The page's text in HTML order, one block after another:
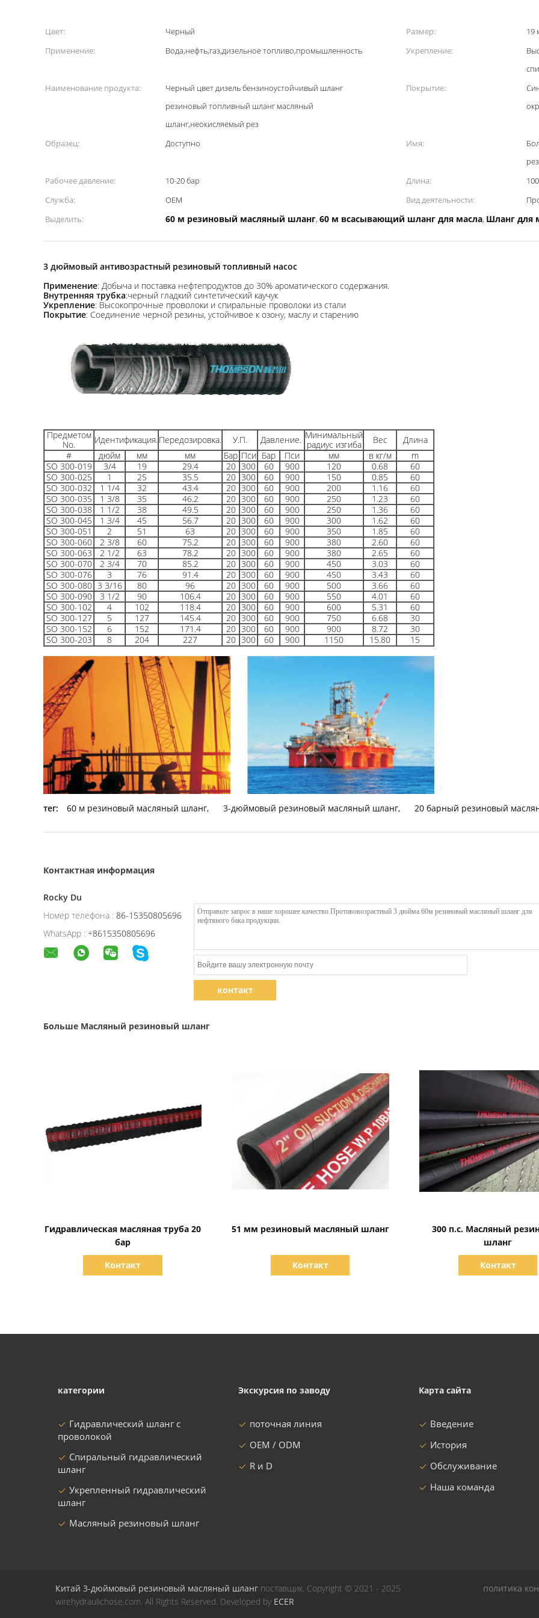
Цвет: Черный Размер:
19
Применение:
Вода,нефть,газ,дизельное топливо,промышленность Укрепление:
Наименование продукта:
Черный цвет дизель бензиноустойчивый шланг
резиновый топливный шланг масляный
шланг,неокисляемый рез
Покрытие:
Образец: Доступно Имя:
Рабочее давление:
10-20 бар Длина:
Служба:
OEM Вид деятельности:
Выделить:
60 м резиновый масляный шланг, 60 м всасывающий шланг для масла, Шланг для
3 дюймовый антивозрастный резиновый топливный насос
Применение: Добыча и поставка нефтепродуктов до 30% ароматического содержания.
Внутренняя трубка:черный гладкий синтетический каучук
Укрепление: Высокопрочные проволоки и спиральные проволоки из стали
Покрытие: Соединение черной резины, устойчивое к озону, маслу и старению
Предметом
No.
Идентификация.Передозировка. У.П. Давление. Минимальный
радиус изгиба
Вес
Длина
#
дюйм мм мм Бар Пси Бар Пси мм в кг/м
m
SO 300-019
3/4 19 29.4 20 300 60 900 120 0.68
60
SO 300-025
1 25 35.5 20 300 60 900 150 0.85
60
SO 300-032
1 1/4 32 43.4 20 300 60 900 200 1.16
60
SO 300-035
1 3/8 35 46.2 20 300 60 900 250 1.23
60
SO 300-038
1 1/2 38 49.5 20 300 60 900 250 1.36
60
SO 300-045
1 3/4 45 56.7 20 300 60 900 300 1.62
60
SO 300-051
2 51 63 20 300 60 900 350 1.85
60
SO 300-060
2 3/8 60 75.2 20 300 60 900 380 2.60
60
SO 300-063
2 1/2 63 78.2 20 300 60 900 380 2.65
60
SO 300-070
2 3/4 70 85.2 20 300 60 900 450 3.03
60
SO 300-076
3 76 91.4 20 300 60 900 450 3.43
60
SO 300-080 3 3/16 80 96 20 300 60 900 500 3.66
60
SO 300-090
3 1/2 90 106.4 20 300 60 900 550 4.01
60
SO 300-102
4 102 118.4 20 300 60 900 600 5.31
60
SO 300-127
5 127 145.4 20 300 60 900 750 6.68
30
SO 300-152
6 152 171.4 20 300 60 900 900 8.72
30
SO 300-203
8 204 227 20 300 60 900 1150 15.80 15
тег: 60 м резиновый масляный шланг, 3-дюймовый резиновый масляный шланг, 20 барный резиновый
Контактная информация
Rocky Du
Номер телефона : 86-15350805696
WhatsApp : +8615350805696
контакт
Больше Масляный резиновый шланг
Гидравлическая масляная труба 20
бар
Контакт
51 мм резиновый масляный шланг
Контакт
300 п.с. Масляный
шланг
Контакт
категории
Гидравлический шланг с
проволокой
Спиральный гидравлический
шланг
Укрепленный гидравлический
шланг
Масляный резиновый шланг
Экскурсия по заводу
поточная линия
OEM / ODM
R и D
Карта сайта
Введение
История
Обслуживание
Наша команда
политика
Китай 3-дюймовый резиновый масляный шланг поставщик. Copyright © 2021 - 2025
wirehydraulichose.com. All Rights Reserved. Developed by ECER